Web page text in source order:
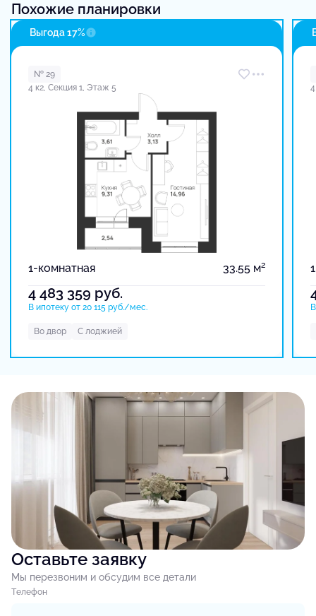
Похожие планировки
Выгода 17%
№ 29
4 к2, Секция 1, Этаж 5
1-комнатная 33.55 м2
4 483 359 руб.
В ипотеку от 20 115 руб./мес.
Во двор С лоджией
Оставьте заявку
Мы перезвоним и обсудим все детали
Tелефон